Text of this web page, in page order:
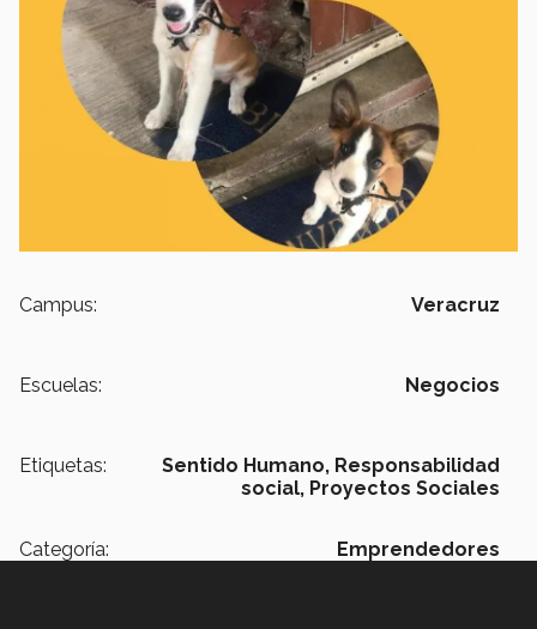
Campus: Veracruz
Escuelas: Negocios
Etiquetas: Sentido Humano, Responsabilidad
social, Proyectos Sociales
Categoría: Emprendedores